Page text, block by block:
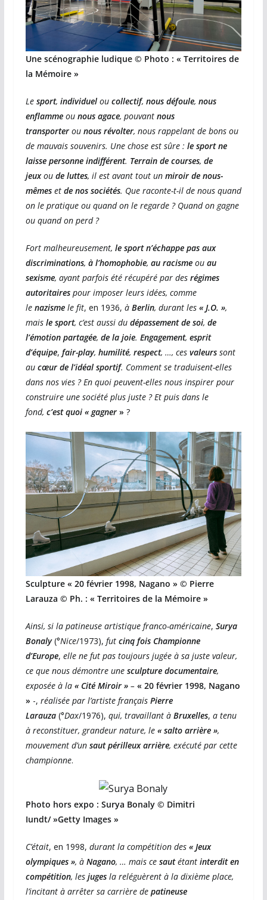
Une scénographie ludique © Photo : « Territoires de
la Mémoire »
Le sport, individuelou collectif, nous défoule, nous
enflammeou nous agace, pouvant nous
transporter ou nous révolter, nous rappelant de bons ou
de mauvais souvenirs. Une chose est sûre : le sport ne
laisse personne indifférent. Terrain de courses, de
jeuxou de luttes, il est avant tout un miroir de nous-
mêmes et de nos sociétés. Que raconte-t-il de nous quand
on le pratique ou quand on le regarde ? Quand on gagne
ou quand on perd ?
Fort malheureusement, le sport n’échappe pas aux
discriminations, à l’homophobie, au racismeou au
sexisme, ayant parfois été récupéré par des régimes
autoritairespour imposer leurs idées, comme
le nazisme le fit, en 1936, à Berlin, durant les « J.O. »,
mais le sport, c’est aussi du dépassement de soi, de
l’émotion partagée, de la joie. Engagement, esprit
d’équipe, fair-play, humilité, respect, …, ces valeurssont
au cœur de l’idéal sportif. Comment se traduisent-elles
dans nos vies ? En quoi peuvent-elles nous inspirer pour
construire une société plus juste ? Et puis dans le
fond, c’est quoi « gagner» ?
Sculpture « 20 février 1998, Nagano » © Pierre
Larauza © Ph. : « Territoires de la Mémoire »
Ainsi, si la patineuse artistique franco-américaine, Surya
Bonaly(°Nice/1973), fut cinq fois Championne
d’Europe, elle ne fut pas toujours jugée à sa juste valeur,
ce que nous démontre une sculpture documentaire,
exposée à la « Cité Miroir »– « 20 février 1998, Nagano
» -, réalisée par l’artiste français Pierre
Larauza(°Dax/1976), qui, travaillant à Bruxelles, a tenu
à reconstituer, grandeur nature, le « salto arrière »,
mouvement d’unsaut périlleux arrière, exécuté par cette
championne.
Photo hors expo : Surya Bonaly © Dimitri
Iundt/ »Getty Images »
C’était, en 1998, durant la compétition des « Jeux
olympiques », à Nagano, … mais ce sautétantinterdit en
compétition, les jugesla reléguèrent à la dixième place,
l’incitant à arrêter sa carrière depatineuse